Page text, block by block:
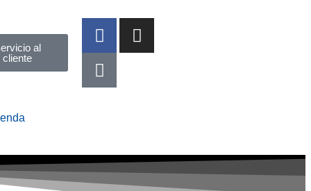
al
cliente